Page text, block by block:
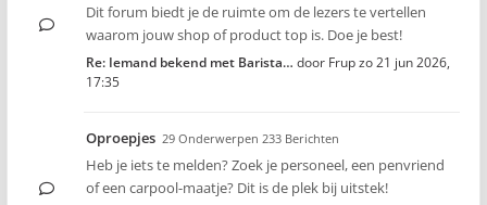
Dit forum biedt je de ruimte om de lezers te vertellen
waarom jouw shop of product top is. Doe je best!
Re: Iemand bekend met Barista… door Frupzo 21 jun 2026,
17:35
Oproepjes 29 Onderwerpen 233 Berichten
Heb je iets te melden? Zoek je personeel, een penvriend
of een carpool-maatje? Dit is de plek bij uitstek!